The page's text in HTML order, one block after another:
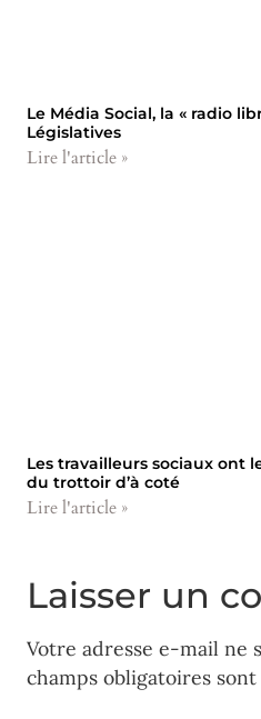
Le Média Social, la « radio
Législatives
Lire l'article »
Les travailleurs sociaux ont
du trottoir d’à coté
Lire l'article »
Laisser un
Votre adresse e-mail ne
champs obligatoires